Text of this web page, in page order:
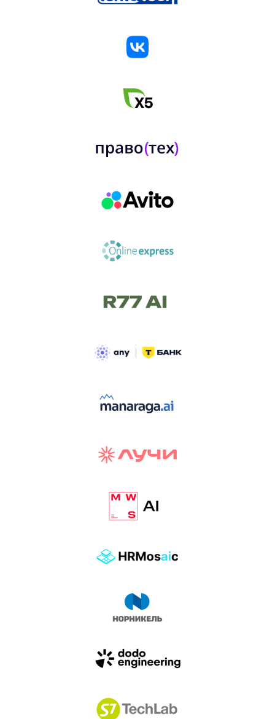
к построению бизнеса и созданию технологий под
Доклады, дискуссия и битва AI-агентов — 25 июня
ТРЕК «AI-NATIVE»
И БИТВА АГЕНТОВ
УЗНАТЬ БОЛЬШЕ